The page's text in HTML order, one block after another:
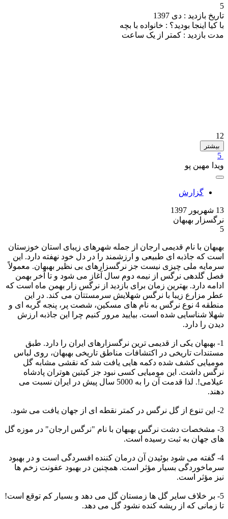
5
تاریخ بازدید : دی 1397
با کیا اینجا بودید؟ : خانواده با بچه
مدت بازدید : کمتر از یک ساعت
12
بیشتر
5
ویدا مهین پو
گزارش
13 شهریور 1397
نرگسزار بهبهان
5
بهبهان با نام قدیمی ارجان از جمله شهرهای زیبای استان خوزستان
است که جاذبه ای طبیعی و ارزشمند را در دل خود نهفته دارد. این
سرمایه ملی چیزی نیست جز نرگسزارهای بی نظیر بهبهان. معمولاً
فصل گلدهی نرگس از نیمه دوم سال آغاز می شود و تا آخر بهمن
ادامه دارد. بهترین زمان برای بازدید از نرگس زار بهمن ماه است که
عطر مزارع زیبا با نرگس شهلایش سرمستتان می کند. در این
منطقه 4 نوع نرگس به نام های مسکین، شصت پر، پنجه گربه ای و
شهلا شناسایی شده است. بیایید مرور کنیم چرا این جاذبه ارزش
دیدن را دارد. ‌
1- بهبهان یکی از قدیمی ترین نرگسزارهای ایران را دارد. طبق
مستندات تاریخی در اکتشافات مناطق تاریخی بهبهان، روی لباس
مومیایی کشف شده دکمه هایی یافت شد که نقشی مشابه گل
نرگس داشت. این مومیایی کسی نبود جز کیتین هوتران پادشاه
عیلامی!. لذا قدمت آن را به 5000 سال پیش در ایران نسبت می
دهند. ‌
2- این تنوع از گل نرگس در کمتر نقطه ای از جهان یافت می شود. ‌
3- مشخصات دشت نرگس بهبهان با نام "نرگس ارجان" در موزه گل
های جهان به ثبت رسیده است. ‌
4- گفته می شود بوئیدن آن درمان کننده افسردگی است و در بهبود
سرماخوردگی بسیار مؤثر است. همچنین در بهبود عفونت زخم ها
نیز مؤثر است. ‌
5- بر خلاف سایر گل ها زمستان گل می دهد و بسیار کم توقع است!
تا زمانی که از ریشه کنده نشود گل می دهد. ‌